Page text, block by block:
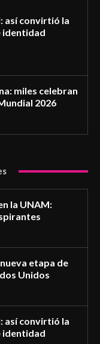
así convirtió la
identidad
miles celebran
2026
la UNAM:
etapa de
Unidos
así convirtió la
identidad